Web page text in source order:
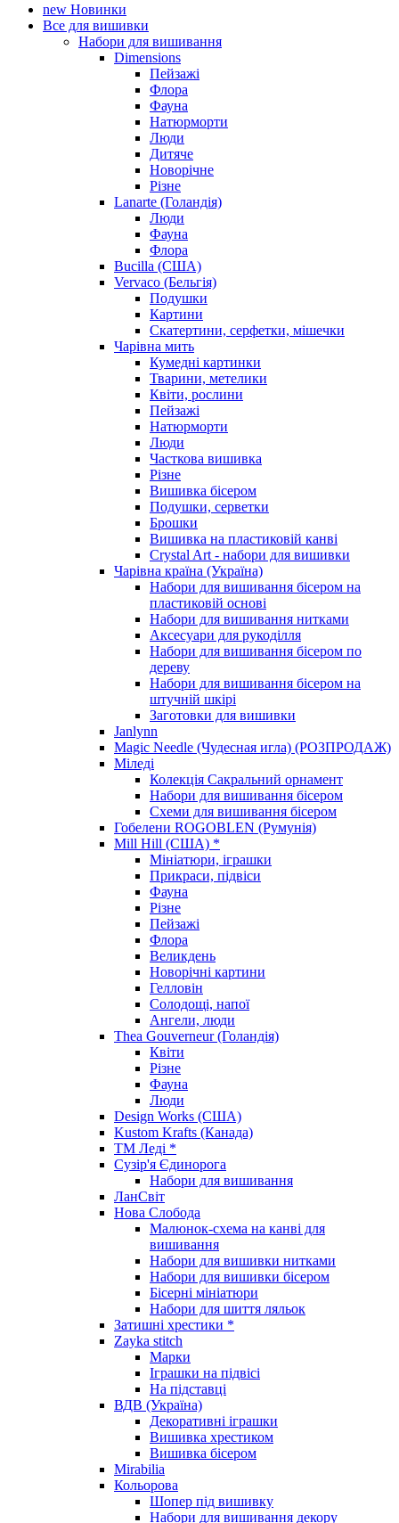
new Новинки
Все для вишивки
Набори для вишивання
Dimensions
Пейзажі
Флора
Фауна
Натюрморти
Люди
Дитяче
Новорічне
Різне
Lanarte (Голандія)
Люди
Фауна
Флора
Bucilla (США)
Vervaco (Бельгія)
Подушки
Картини
Скатертини, серфетки, мішечки
Чарiвна мить
Кумедні картинки
Тварини, метелики
Квіти, рослини
Пейзажі
Натюрморти
Люди
Часткова вишивка
Різне
Вишивка бісером
Подушки, серветки
Брошки
Вишивка на пластиковій канві
Crystal Art - набори для вишивки
Чарівна країна (Україна)
Набори для вишивання бісером на
пластиковій основі
Набори для вишивання нитками
Аксесуари для рукоділля
Набори для вишивання бісером по
дереву
Набори для вишивання бісером на
штучній шкірі
Заготовки для вишивки
Janlynn
Magic Needle (Чудесная игла) (РОЗПРОДАЖ)
Міледі
Колекція Сакральний орнамент
Набори для вишивання бісером
Схеми для вишивання бісером
Гобелени ROGOBLEN (Румунія)
Mill Hill (США) *
Мініатюри, іграшки
Прикраси, підвіси
Фауна
Різне
Пейзажі
Флора
Великдень
Новорічні картини
Гелловін
Солодощі, напої
Ангели, люди
Thea Gouverneur (Голандія)
Квіти
Різне
Фауна
Люди
Design Works (США)
Kustom Krafts (Канада)
ТМ Леді *
Сузір'я Єдинорога
Набори для вишивання
ЛанСвіт
Нова Слобода
Малюнок-схема на канві для
вишивання
Набори для вишивки нитками
Набори для вишивки бісером
Бісерні мініатюри
Набори для шиття ляльок
Затишні хрестики *
Zayka stitch
Марки
Іграшки на підвісі
На підставці
ВДВ (Україна)
Декоративні іграшки
Вишивка хрестиком
Вишивка бісером
Mirabilia
Кольорова
Шопер під вишивку
Набори для вишивання декору